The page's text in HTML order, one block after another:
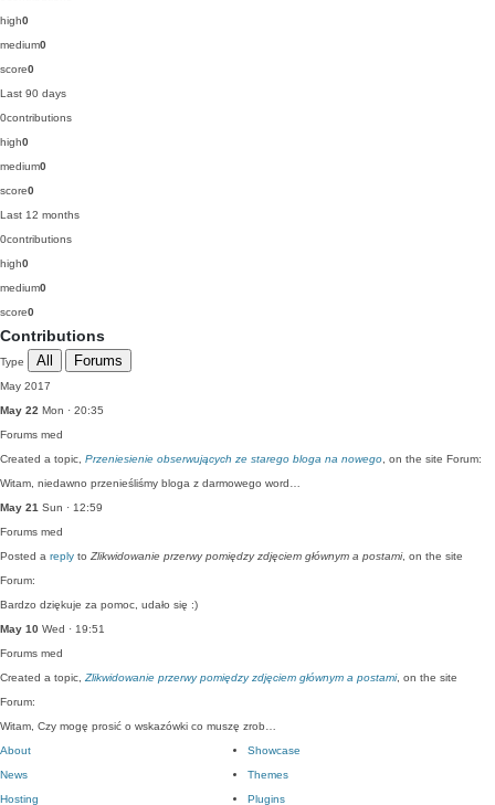
high0
medium0
score0
Last 90 days
0contributions
high0
medium0
score0
Last 12 months
0contributions
high0
medium0
score0
Contributions
Type All Forums
May 2017
May 22 Mon · 20:35
Forums med
Created a topic, Przeniesienie obserwujących ze starego bloga na nowego , on the site Forum:
Witam, niedawno przenieśliśmy bloga z darmowego word…
May 21 Sun · 12:59
Forums med
Posted a reply to Zlikwidowanie przerwy pomiędzy zdjęciem głównym a postami, on the site
Forum:
Bardzo dziękuje za pomoc, udało się :)
May 10 Wed · 19:51
Forums med
Created a topic, Zlikwidowanie przerwy pomiędzy zdjęciem głównym a postami, on the site
Forum:
Witam, Czy mogę prosić o wskazówki co muszę zrob…
About
News
Hosting
Showcase
Themes
Plugins